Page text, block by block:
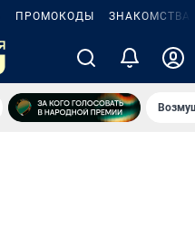
ПРОМОКОДЫ ЗНАКОМСТВА